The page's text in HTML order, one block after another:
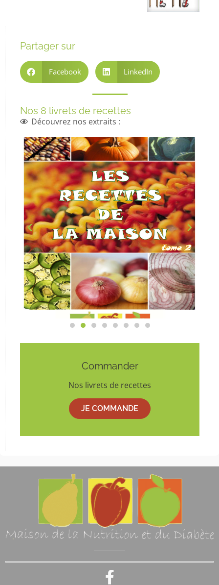
Partager sur
Facebook LinkedIn
Nos 8 livrets de recettes
Découvrez nos extraits :
Commander
Nos livrets de recettes
JE COMMANDE